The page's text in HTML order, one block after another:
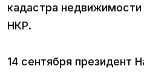
кадастра недвижимости
НКР.
14 сентября президент